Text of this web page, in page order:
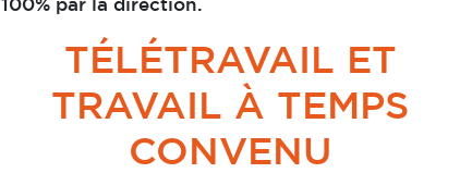
100% par la direction.
TÉLÉTRAVAIL ET
TRAVAIL À TEMPS
CONVENU